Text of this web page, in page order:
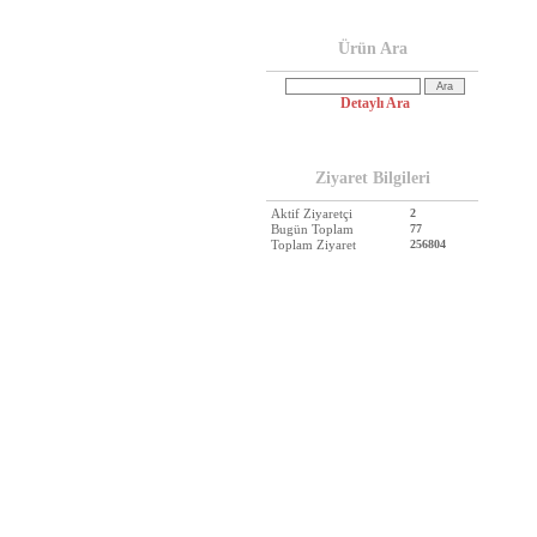
Ürün Ara
Detaylı Ara
Ziyaret Bilgileri
Aktif Ziyaretçi 2
Bugün Toplam 77
Toplam Ziyaret 256804